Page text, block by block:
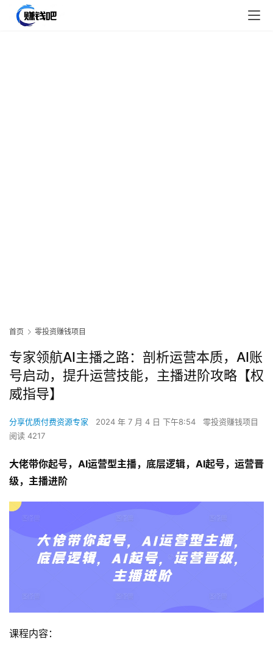
首页 零投资赚钱项目
专家领航AI主播之路：剖析运营本质，AI账
号启动，提升运营技能，主播进阶攻略【权
威指导】
分享优质付费资源专家 2024 年 7 月 4 日 下午8:54
零投资赚钱项目
阅读 4217
大佬带你起号，AI运营型主播，底层逻辑，AI起号，运营晋
级，主播进阶
课程内容：